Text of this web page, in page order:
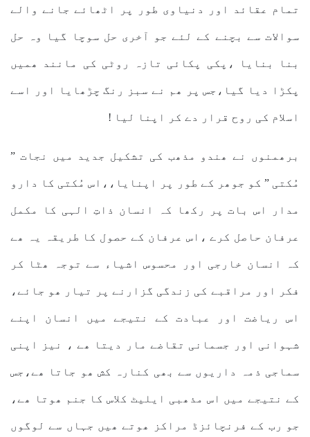
تمام عقائد اور دنیاوی طور پر اٹھائے جانے والے
سوالات سے بچنے کے لئے جو آخری حل سوچا گیا وہ حل
بنا بنایا ،پکی پکائی تازہ روٹی کی مانند ھمیں
پکڑا دیا گیا،جس پر ھم نے سبز رنگ چڑھایا اور اسے
اسلام کی روح قرار دے کر اپنا لیا !
برھمنوں نے ھندو مذھب کی تشکیل جدید میں نجات ”
مُکتی ” کو جوھر کے طور پر اپنایا،،اس مُکتی کا دارو
مدار اس بات پر رکھا کہ انسان ذاتِ الہی کا مکمل
عرفان حاصل کرے ،اس عرفان کے حصول کا طریقہ یہ ھے
کہ انسان خارجی اور محسوس اشیاء سے توجہ ھٹا کر
فکر اور مراقبے کی زندگی گزارنے پر تیار ھو جائے،
اس ریاضت اور عبادت کے نتیجے میں انسان اپنے
شہوانی اور جسمانی تقاضے مار دیتا ھے ، نیز اپنی
سماجی ذمہ داریوں سے بھی کنارہ کش ھو جاتا ھے،جس
کے نتیجے میں اس مذھبی ایلیٹ کلاس کا جنم ھوتا ھے،
جو رب کے فرنچائزڈ مراکز ھوتے ھیں جہاں سے لوگوں